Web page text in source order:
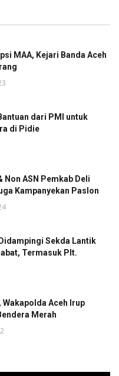
MAA, Kejari Banda Aceh
dari PMI untuk
di Pidie
Non ASN Pemkab Deli
Kampanyekan Paslon
Sekda Lantik
Termasuk Plt.
Wakapolda Aceh Irup
Merah